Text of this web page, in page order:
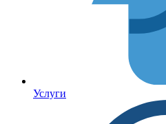
Услуги